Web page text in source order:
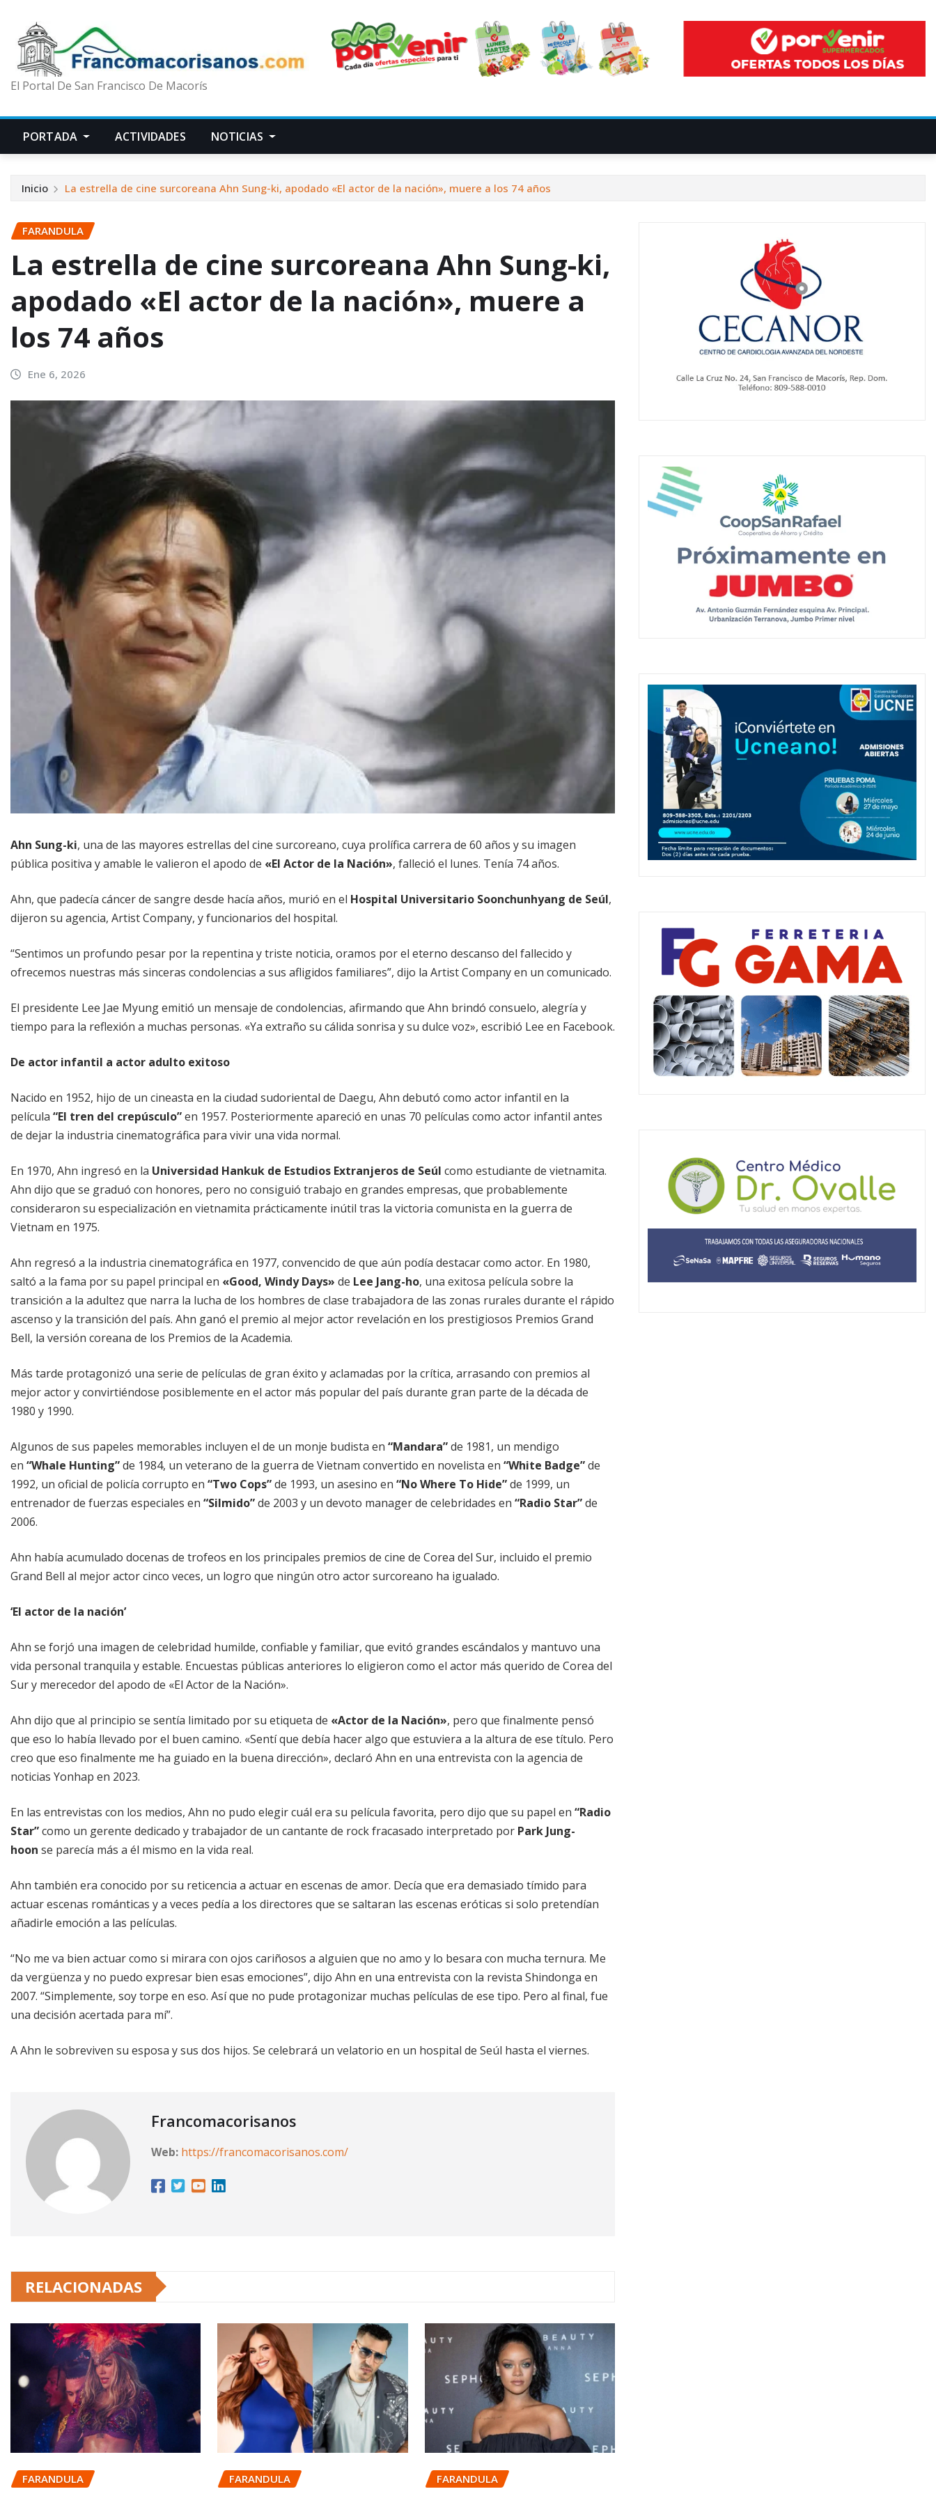
El Portal De San Francisco De Macorís
PORTADA ACTIVIDADES NOTICIAS
Inicio La estrella de cine surcoreana Ahn Sung-ki, apodado «El actor de la nación», muere a los 74 años
FARANDULA
La estrella de cine surcoreana Ahn Sung-ki,
apodado «El actor de la nación», muere a
los 74 años
Ene 6, 2026
Ahn Sung-ki, una de las mayores estrellas del cine surcoreano, cuya prolífica carrera de 60 años y su imagen
pública positiva y amable le valieron el apodo de «El Actor de la Nación», falleció el lunes. Tenía 74 años.
Ahn, que padecía cáncer de sangre desde hacía años, murió en el Hospital Universitario Soonchunhyang de Seúl,
dijeron su agencia, Artist Company, y funcionarios del hospital.
“Sentimos un profundo pesar por la repentina y triste noticia, oramos por el eterno descanso del fallecido y
ofrecemos nuestras más sinceras condolencias a sus afligidos familiares”, dijo la Artist Company en un comunicado.
El presidente Lee Jae Myung emitió un mensaje de condolencias, afirmando que Ahn brindó consuelo, alegría y
tiempo para la reflexión a muchas personas. «Ya extraño su cálida sonrisa y su dulce voz», escribió Lee en Facebook.
De actor infantil a actor adulto exitoso
Nacido en 1952, hijo de un cineasta en la ciudad sudoriental de Daegu, Ahn debutó como actor infantil en la
película “El tren del crepúsculo”en 1957. Posteriormente apareció en unas 70 películas como actor infantil antes
de dejar la industria cinematográfica para vivir una vida normal.
En 1970, Ahn ingresó en la Universidad Hankuk de Estudios Extranjeros de Seúl como estudiante de vietnamita.
Ahn dijo que se graduó con honores, pero no consiguió trabajo en grandes empresas, que probablemente
consideraron su especialización en vietnamita prácticamente inútil tras la victoria comunista en la guerra de
Vietnam en 1975.
Ahn regresó a la industria cinematográfica en 1977, convencido de que aún podía destacar como actor. En 1980,
saltó a la fama por su papel principal en «Good, Windy Days» de Lee Jang-ho, una exitosa película sobre la
transición a la adultez que narra la lucha de los hombres de clase trabajadora de las zonas rurales durante el rápido
ascenso y la transición del país. Ahn ganó el premio al mejor actor revelación en los prestigiosos Premios Grand
Bell, la versión coreana de los Premios de la Academia.
Más tarde protagonizó una serie de películas de gran éxito y aclamadas por la crítica, arrasando con premios al
mejor actor y convirtiéndose posiblemente en el actor más popular del país durante gran parte de la década de
1980 y 1990.
Algunos de sus papeles memorables incluyen el de un monje budista en “Mandara”de 1981, un mendigo
en “Whale Hunting”de 1984, un veterano de la guerra de Vietnam convertido en novelista en “White Badge”de
1992, un oficial de policía corrupto en “Two Cops”de 1993, un asesino en “No Where To Hide”de 1999, un
entrenador de fuerzas especiales en “Silmido”de 2003 y un devoto manager de celebridades en “Radio Star”de
2006.
Ahn había acumulado docenas de trofeos en los principales premios de cine de Corea del Sur, incluido el premio
Grand Bell al mejor actor cinco veces, un logro que ningún otro actor surcoreano ha igualado.
‘El actor de la nación’
Ahn se forjó una imagen de celebridad humilde, confiable y familiar, que evitó grandes escándalos y mantuvo una
vida personal tranquila y estable. Encuestas públicas anteriores lo eligieron como el actor más querido de Corea del
Sur y merecedor del apodo de «El Actor de la Nación».
Ahn dijo que al principio se sentía limitado por su etiqueta de «Actor de la Nación», pero que finalmente pensó
que eso lo había llevado por el buen camino. «Sentí que debía hacer algo que estuviera a la altura de ese título. Pero
creo que eso finalmente me ha guiado en la buena dirección», declaró Ahn en una entrevista con la agencia de
noticias Yonhap en 2023.
En las entrevistas con los medios, Ahn no pudo elegir cuál era su película favorita, pero dijo que su papel en “Radio
Star”como un gerente dedicado y trabajador de un cantante de rock fracasado interpretado por Park Jung-
hoon se parecía más a él mismo en la vida real.
Ahn también era conocido por su reticencia a actuar en escenas de amor. Decía que era demasiado tímido para
actuar escenas románticas y a veces pedía a los directores que se saltaran las escenas eróticas si solo pretendían
añadirle emoción a las películas.
“No me va bien actuar como si mirara con ojos cariñosos a alguien que no amo y lo besara con mucha ternura. Me
da vergüenza y no puedo expresar bien esas emociones”, dijo Ahn en una entrevista con la revista Shindonga en
2007. “Simplemente, soy torpe en eso. Así que no pude protagonizar muchas películas de ese tipo. Pero al final, fue
una decisión acertada para mí”.
A Ahn le sobreviven su esposa y sus dos hijos. Se celebrará un velatorio en un hospital de Seúl hasta el viernes.
Francomacorisanos
Web: https://francomacorisanos.com/
RELACIONADAS
FARANDULA FARANDULA FARANDULA